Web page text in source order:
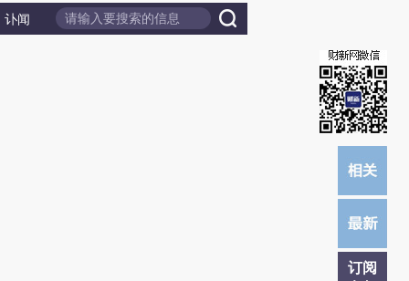
讣闻
订阅